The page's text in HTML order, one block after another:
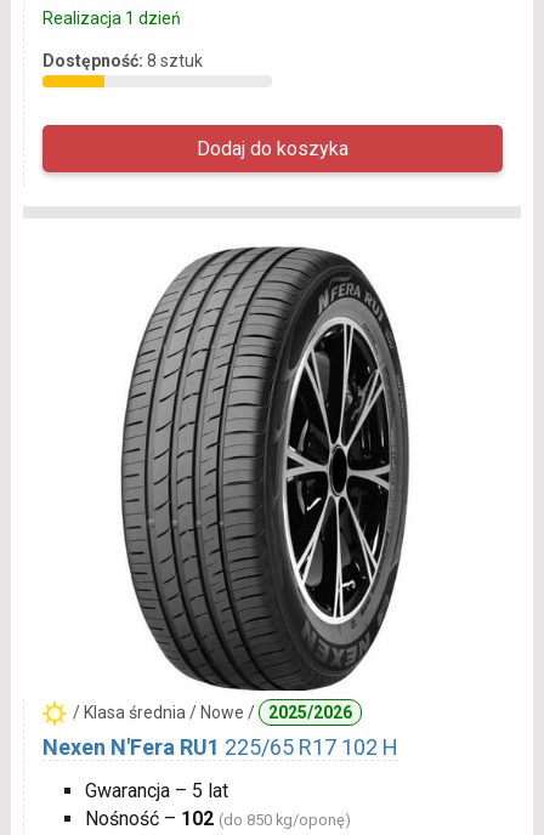
Realizacja 1 dzień
Dostępność: 8 sztuk
/ Klasa średnia / Nowe / 2025/2026
Nexen N'Fera RU1 225/65 R17 102 H
Gwarancja – 5 lat
Nośność – 102 (do 850 kg/oponę)